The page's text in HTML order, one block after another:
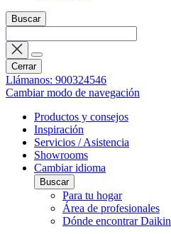
Buscar
Cerrar
Llámanos: 900324546
Cambiar modo de navegación
Productos y consejos
Inspiración
Servicios / Asistencia
Showrooms
Cambiar idioma
Buscar
Para tu hogar
Área de profesionales
Dónde encontrar Daikin